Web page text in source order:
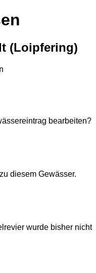
(Loipfering)
bearbeiten?
diesem Gewässer.
wurde bisher nicht